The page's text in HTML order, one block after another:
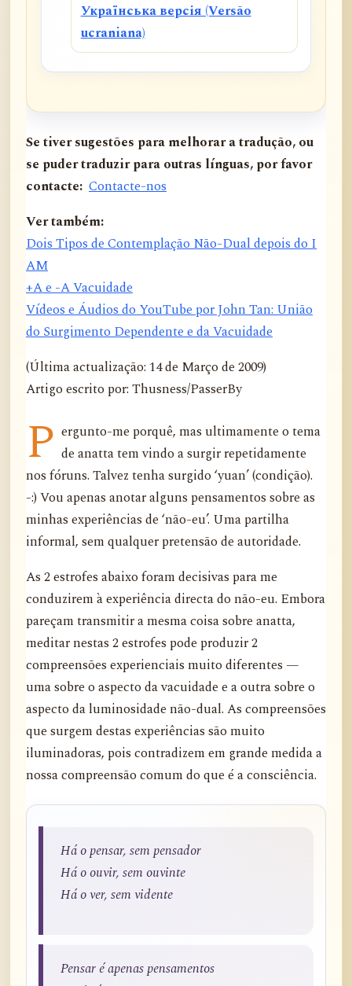
Українська версія (Versão
ucraniana)
Se tiver sugestões para melhorar a tradução, ou
se puder traduzir para outras línguas, por favor
contacte: Contacte-nos
Ver também:
Dois Tipos de Contemplação Não-Dual depois do I
AM
+A e -A Vacuidade
Vídeos e Áudios do YouTube por John Tan: União
do Surgimento Dependente e da Vacuidade
(Última actualização: 14 de Março de 2009)
Artigo escrito por: Thusness/PasserBy
P ergunto-me porquê, mas ultimamente o tema
de anatta tem vindo a surgir repetidamente
nos fóruns. Talvez tenha surgido ‘yuan’ (condição).
-:) Vou apenas anotar alguns pensamentos sobre as
minhas experiências de ‘não-eu’. Uma partilha
informal, sem qualquer pretensão de autoridade.
As 2 estrofes abaixo foram decisivas para me
conduzirem à experiência directa do não-eu. Embora
pareçam transmitir a mesma coisa sobre anatta,
meditar nestas 2 estrofes pode produzir 2
compreensões experienciais muito diferentes —
uma sobre o aspecto da vacuidade e a outra sobre o
aspecto da luminosidade não-dual. As compreensões
que surgem destas experiências são muito
iluminadoras, pois contradizem em grande medida a
nossa compreensão comum do que é a consciência.
Há o pensar, sem pensador
Há o ouvir, sem ouvinte
Há o ver, sem vidente
Pensar é apenas pensamentos